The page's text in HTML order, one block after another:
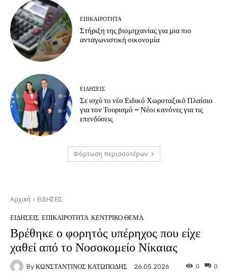
ΕΠΙΚΑΙΡΟΤΗΤΑ
Στήριξη της βιομηχανίας για μια πιο
ανταγωνιστική οικονομία
ΕΙΔΗΣΕΙΣ
Σε ισχύ το νέο Ειδικό Χωροταξικό Πλαίσιο
για τον Τουρισμό – Νέοι κανόνες για τις
επενδύσεις
Φόρτωση περισσοτέρων